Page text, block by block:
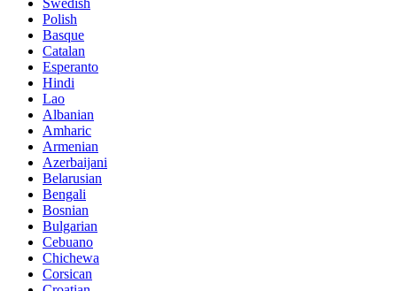
Swedish
Polish
Basque
Catalan
Esperanto
Hindi
Lao
Albanian
Amharic
Armenian
Azerbaijani
Belarusian
Bengali
Bosnian
Bulgarian
Cebuano
Chichewa
Corsican